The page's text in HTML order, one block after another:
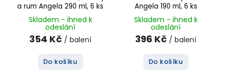
a rum Angela 290 ml, 6 ks
Skladem - ihned k
odeslání
354 Kč / balení
Do košíku
Angela 190 ml, 6 ks
Skladem - ihned k
odeslání
396 Kč / balení
Do košíku